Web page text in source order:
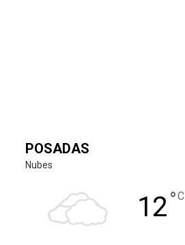
POSADAS
Nubes
12°C